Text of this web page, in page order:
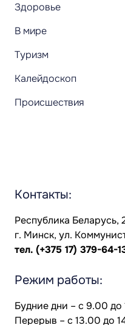
Здоровье
В мире
Туризм
Калейдоскоп
Происшествия
Контакты:
Республика Беларусь,
г. Минск, ул.
тел. (+375 17) 379-64-
Режим работы:
Будние дни – с 9.00 до
Перерыв – с 13.00 до